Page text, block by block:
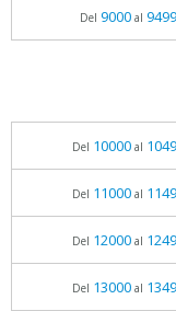
Del 9000al 9499
Del 10000al
Del 11000al
Del 12000al
Del 13000al